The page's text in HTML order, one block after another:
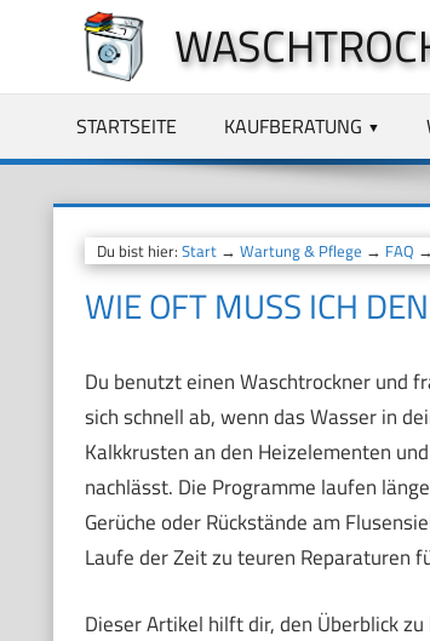
springen
STARTSEITE KAUFBERATUNG
Du bist hier: Start→ Wartung & Pflege → FAQ
WIE OFT MUSS ICH
Du benutzt einen Waschtrockner und
sich schnell ab, wenn das Wasser in
Kalkkrusten an den Heizelementen
nachlässt. Die Programme laufen
Gerüche oder Rückstände am
Laufe der Zeit zu teuren Reparaturen
Dieser Artikel hilft dir, den Überblick